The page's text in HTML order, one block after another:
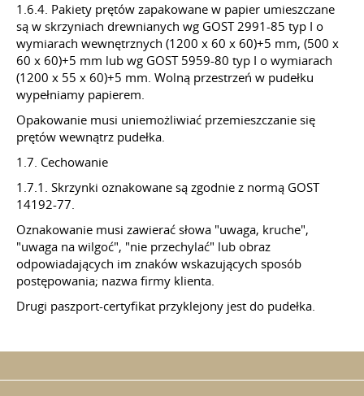
1.6.4. Pakiety prętów zapakowane w papier umieszczane
są w skrzyniach drewnianych wg GOST 2991-85 typ I o
wymiarach wewnętrznych (1200 x 60 x 60)+5 mm, (500 x
60 x 60)+5 mm lub wg GOST 5959-80 typ I o wymiarach
(1200 x 55 x 60)+5 mm. Wolną przestrzeń w pudełku
wypełniamy papierem.
Opakowanie musi uniemożliwiać przemieszczanie się
prętów wewnątrz pudełka.
1.7. Cechowanie
1.7.1. Skrzynki oznakowane są zgodnie z normą GOST
14192-77.
Oznakowanie musi zawierać słowa "uwaga, kruche",
"uwaga na wilgoć", "nie przechylać" lub obraz
odpowiadających im znaków wskazujących sposób
postępowania; nazwa firmy klienta.
Drugi paszport-certyfikat przyklejony jest do pudełka.